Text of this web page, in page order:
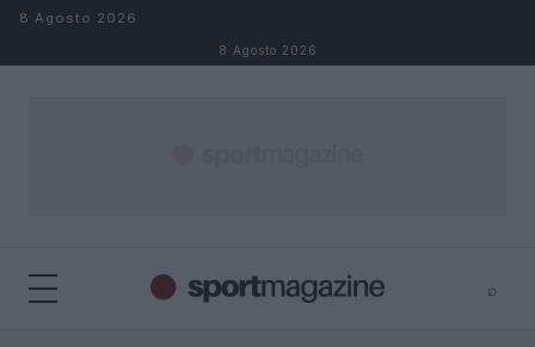
Salta al contenuto
8 Agosto 2026
8 Agosto 2026
⌕